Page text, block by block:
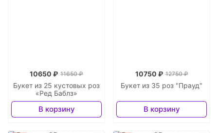
Букет из 25 кустовых роз
«Ред Баблз»
10650 ₽ 11650 ₽
В корзину
Букет из 35 роз "Прауд"
10750 ₽ 12750 ₽
В корзину